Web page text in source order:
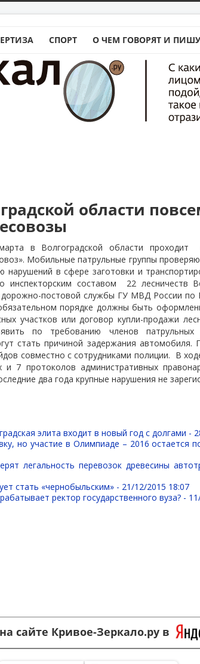
СПОРТ О ЧЕМ ГОВОРЯТ И
области
в Волгоградской области проходит
Мобильные патрульные группы
нарушений в сфере заготовки и
инспекторским составом
22 лесничеств
постовой службы ГУ МВД России по
порядке должны быть
участков или договор купли-продажи
по требованию членов патрульных
стать причиной задержания автомобиля.
совместно с сотрудниками полиции. В
и 7 протоколов административных
два года крупные нарушения не
элита входит в новый год с долгами -
но участие в Олимпиаде – 2016 остается
легальность перевозок древесины
стать «чернобыльским» - 21/12/2015 18:07
ректор государственного вуза? -
сайте Кривое-Зеркало.ру в